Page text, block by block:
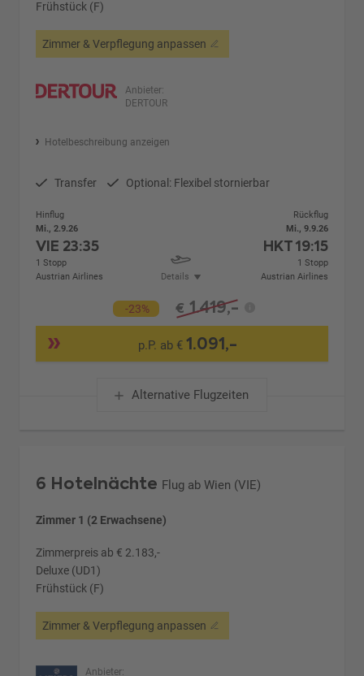
Frühstück (F)
Zimmer & Verpflegung anpassen
Anbieter:
DERTOUR
Hotelbeschreibung anzeigen
Transfer Optional: Flexibel stornierbar
Hinflug
Mi., 2.9.26
VIE 23:35
1 Stopp
Austrian Airlines
Details
Rückflug
Mi., 9.9.26
HKT19:15
1 Stopp
Austrian Airlines
-23% € 1.419,-
p.P. ab €1.091,-
Alternative Flugzeiten
6 Hotelnächte Flug ab Wien (VIE)
Zimmer 1 (2 Erwachsene)
Zimmerpreis ab € 2.183,-
Deluxe (UD1)
Frühstück (F)
Zimmer & Verpflegung anpassen
Anbieter: